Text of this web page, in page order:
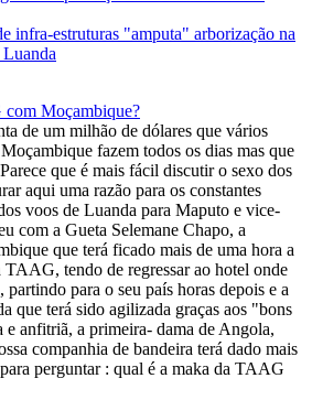
infra-estruturas "amputa" arborização na
Moçambique?
de um milhão de dólares que vários
fazem todos os dias mas que
que é mais fácil discutir o sexo dos
aqui uma razão para os constantes
voos de Luanda para Maputo e vice-
com a Gueta Selemane Chapo, a
que terá ficado mais de uma hora a
tendo de regressar ao hotel onde
partindo para o seu país horas depois e a
que terá sido agilizada graças aos "bons
anfitriã, a primeira- dama de Angola,
companhia de bandeira terá dado mais
perguntar : qual é a maka da TAAG